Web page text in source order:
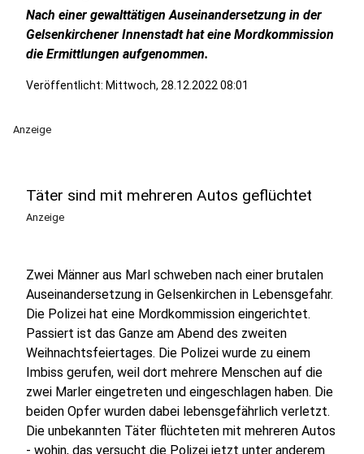
Nach einer gewalttätigen Auseinandersetzung in der
Gelsenkirchener Innenstadt hat eine Mordkommission
die Ermittlungen aufgenommen.
Veröffentlicht: Mittwoch, 28.12.2022 08:01
Anzeige
Täter sind mit mehreren Autos geflüchtet
Anzeige
Zwei Männer aus Marl schweben nach einer brutalen
Auseinandersetzung in Gelsenkirchen in Lebensgefahr.
Die Polizei hat eine Mordkommission eingerichtet.
Passiert ist das Ganze am Abend des zweiten
Weihnachtsfeiertages. Die Polizei wurde zu einem
Imbiss gerufen, weil dort mehrere Menschen auf die
zwei Marler eingetreten und eingeschlagen haben. Die
beiden Opfer wurden dabei lebensgefährlich verletzt.
Die unbekannten Täter flüchteten mit mehreren Autos
- wohin, das versucht die Polizei jetzt unter anderem